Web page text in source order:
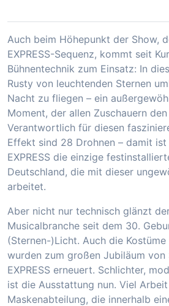
Auch beim Höhepunkt der Show,
EXPRESS-Sequenz, kommt seit
Bühnentechnik zum Einsatz: In
Rusty von leuchtenden Sternen
Nacht zu fliegen – ein
Moment, der allen Zuschauern
Verantwortlich für diesen
Effekt sind 28 Drohnen – damit ist
EXPRESS die einzige
Deutschland, die mit dieser
arbeitet.
Aber nicht nur technisch glänzt
Musicalbranche seit dem 30.
(Sternen-)Licht. Auch die
wurden zum großen Jubiläum von
EXPRESS erneuert. Schlichter,
ist die Ausstattung nun. Viel
Maskenabteilung, die innerhalb